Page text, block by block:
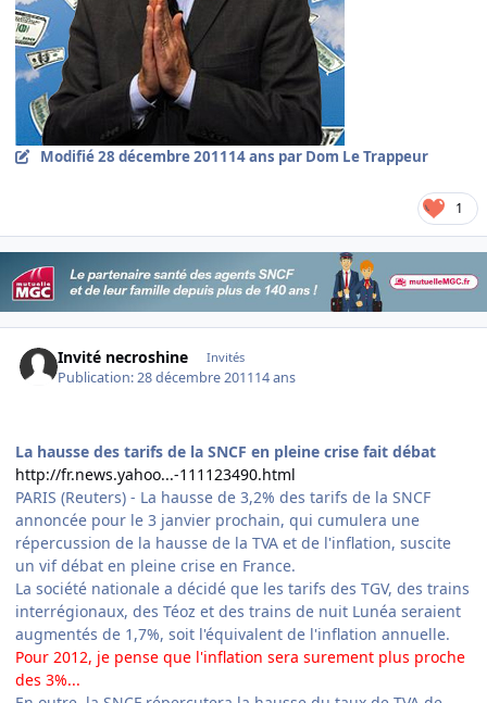
Modifié28 décembre 201114 ans par Dom Le Trappeur
1
Invité necroshine Invités
Publication:28 décembre 201114 ans
La hausse des tarifs de la SNCF en pleine crise fait débat
http://fr.news.yahoo...-111123490.html
PARIS (Reuters) - La hausse de 3,2% des tarifs de la SNCF
annoncée pour le 3 janvier prochain, qui cumulera une
répercussion de la hausse de la TVA et de l'inflation, suscite
un vif débat en pleine crise en France.
La société nationale a décidé que les tarifs des TGV, des trains
interrégionaux, des Téoz et des trains de nuit Lunéa seraient
augmentés de 1,7%, soit l'équivalent de l'inflation annuelle.
Pour 2012, je pense que l'inflation sera surement plus proche
des 3%...